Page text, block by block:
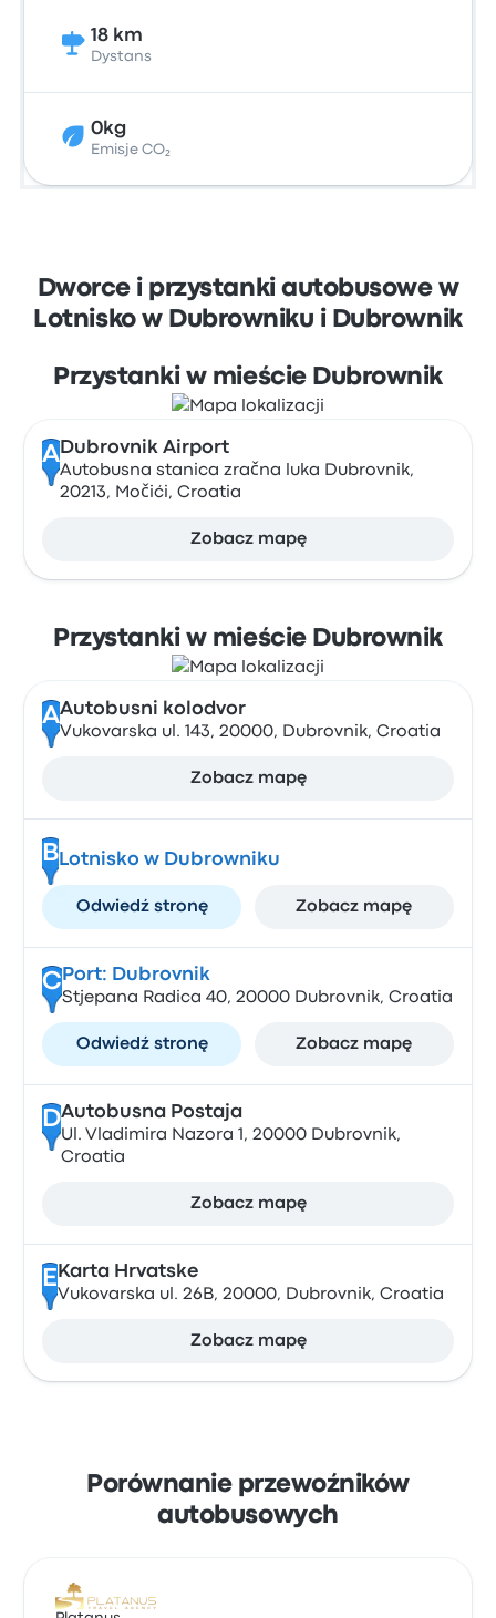
18 km
Dystans
0kg
Emisje CO₂
Dworce i przystanki autobusowe w
Lotnisko w Dubrowniku i Dubrownik
Przystanki w mieście Dubrownik
A Dubrovnik Airport
Autobusna stanica zračna luka Dubrovnik,
20213, Močići, Croatia
Zobacz mapę
Przystanki w mieście Dubrownik
AAutobusni kolodvor
Vukovarska ul. 143, 20000, Dubrovnik, Croatia
Zobacz mapę
BLotnisko w Dubrowniku
Odwiedź stronę Zobacz mapę
CPort: Dubrovnik
Stjepana Radica 40, 20000 Dubrovnik, Croatia
Odwiedź stronę Zobacz mapę
DAutobusna Postaja
Ul. Vladimira Nazora 1, 20000 Dubrovnik,
Croatia
Zobacz mapę
E Karta Hrvatske
Vukovarska ul. 26B, 20000, Dubrovnik, Croatia
Zobacz mapę
Porównanie przewoźników
autobusowych